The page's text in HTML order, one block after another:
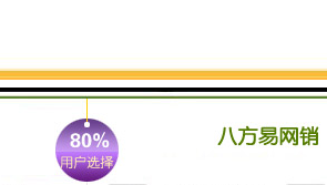
便于处置。
：用于处理难以降解的废物。
系统**：
**：实时监测污水的pH值、浊度、